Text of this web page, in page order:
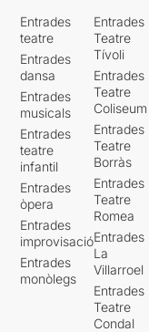
Entrades
teatre
Entrades
dansa
Entrades
musicals
Entrades
teatre
infantil
Entrades
òpera
Entrades
improvisació
Entrades
monòlegs
Entrades
Teatre
Tívoli
Entrades
Teatre
Coliseum
Entrades
Teatre
Borràs
Entrades
Teatre
Romea
Entrades
La
Villarroel
Entrades
Teatre
Condal